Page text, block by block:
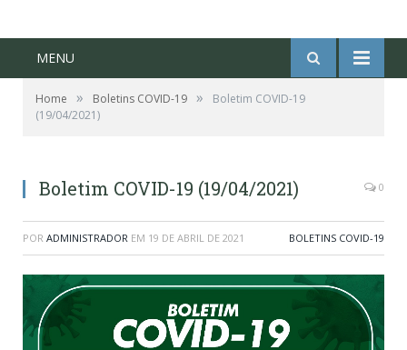
MENU
Home » Boletins COVID-19 »
Boletim COVID-19
(19/04/2021)
Boletim COVID-19 (19/04/2021) 0
POR ADMINISTRADOR EM 19 DE ABRIL DE 2021 BOLETINS COVID-19